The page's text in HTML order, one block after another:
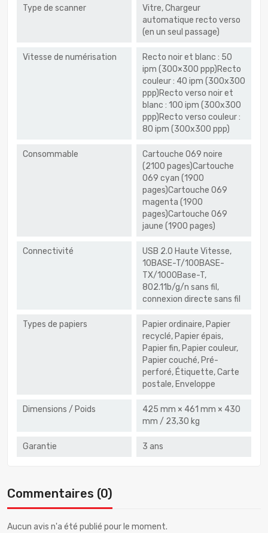
Type de scanner
Vitre, Chargeur
automatique recto verso
(en un seul passage)
Vitesse de numérisation
Recto noir et blanc : 50
ipm (300×300 ppp)Recto
couleur : 40 ipm (300x300
ppp)Recto verso noir et
blanc : 100 ipm (300x300
ppp)Recto verso couleur :
80 ipm (300x300 ppp)
Consommable
Cartouche 069 noire
(2100 pages)Cartouche
069 cyan (1900
pages)Cartouche 069
magenta (1900
pages)Cartouche 069
jaune (1900 pages)
Connectivité
USB 2.0 Haute Vitesse,
10BASE-T/100BASE-
TX/1000Base-T,
802.11b/g/n sans fil,
connexion directe sans fil
Types de papiers
Papier ordinaire, Papier
recyclé, Papier épais,
Papier fin, Papier couleur,
Papier couché, Pré-
perforé, Étiquette, Carte
postale, Enveloppe
Dimensions / Poids
425 mm × 461 mm × 430
mm / 23,30 kg
Garantie 3 ans
Commentaires (0)
Aucun avis n'a été publié pour le moment.